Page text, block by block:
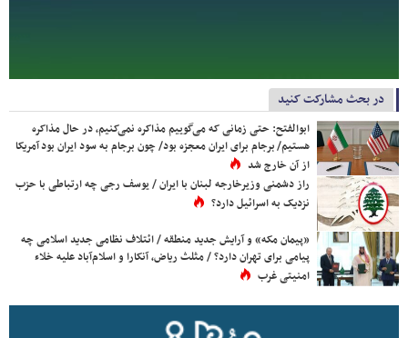
در بحث مشارکت کنید
ابوالفتح: حتی زمانی که می‌گوییم مذاکره نمی‌کنیم، در حال مذاکره
هستیم/ برجام برای ایران معجزه بود/ چون برجام به سود ایران بود آمریکا
از آن خارج شد
راز دشمنی وزیرخارجه لبنان با ایران / یوسف رجی چه ارتباطی با حزب
نزدیک به اسرائیل دارد؟
«پیمان مکه» و آرایش جدید منطقه / ائتلاف نظامی جدید اسلامی چه
پیامی برای تهران دارد؟ / مثلث ریاض، آنکارا و اسلام‌آباد علیه خلاء
امنیتی غرب